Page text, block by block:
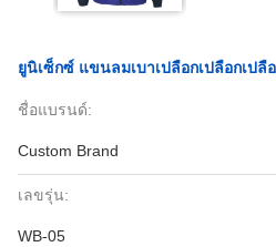
ยูนิเซ็กซ์ แขนลมเบาเปลือกเปลือกเปลื
ชื่อแบรนด์:
Custom Brand
เลขรุ่น:
WB-05